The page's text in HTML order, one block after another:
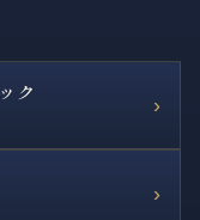
ク
›
›